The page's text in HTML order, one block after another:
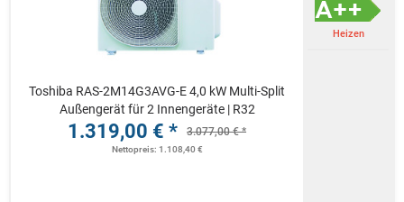
Toshiba RAS-2M14G3AVG-E 4,0 kW Multi-Split
Außengerät für 2 Innengeräte | R32
1.319,00 € * 3.077,00 € *
Nettopreis: 1.108,40 €
Heizen